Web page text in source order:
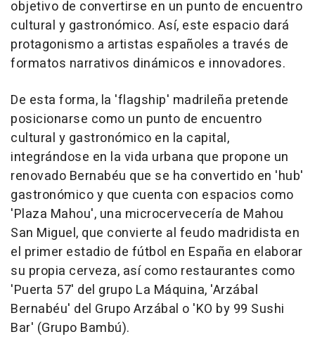
objetivo de convertirse en un punto de encuentro
cultural y gastronómico. Así, este espacio dará
protagonismo a artistas españoles a través de
formatos narrativos dinámicos e innovadores.
De esta forma, la 'flagship' madrileña pretende
posicionarse como un punto de encuentro
cultural y gastronómico en la capital,
integrándose en la vida urbana que propone un
renovado Bernabéu que se ha convertido en 'hub'
gastronómico y que cuenta con espacios como
'Plaza Mahou', una microcervecería de Mahou
San Miguel, que convierte al feudo madridista en
el primer estadio de fútbol en España en elaborar
su propia cerveza, así como restaurantes como
'Puerta 57' del grupo La Máquina, 'Arzábal
Bernabéu' del Grupo Arzábal o 'KO by 99 Sushi
Bar' (Grupo Bambú).